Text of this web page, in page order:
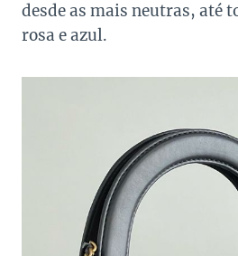
desde as mais neutras, até
rosa e azul.